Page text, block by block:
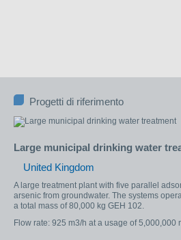
Progetti di riferimento
Large municipal drinking water
United Kingdom
A large treatment plant with five parallel
arsenic from groundwater. The systems
a total mass of 80,000 kg GEH 102.
Flow rate: 925 m3/h at a usage of 5,000,000